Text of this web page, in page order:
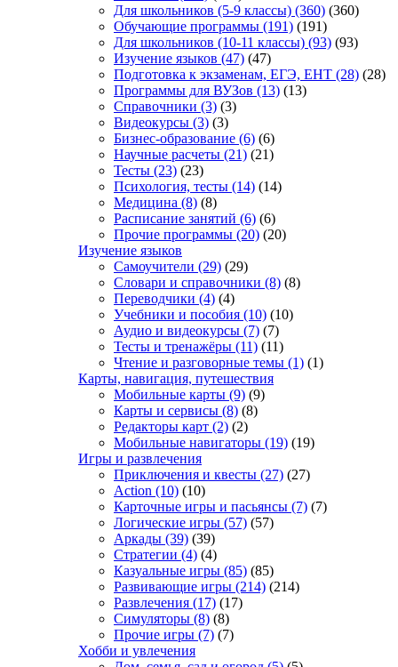
Для школьников (5-9 классы) (360) (360)
Обучающие программы (191) (191)
Для школьников (10-11 классы) (93) (93)
Изучение языков (47) (47)
Подготовка к экзаменам, ЕГЭ, ЕНТ (28) (28)
Программы для ВУЗов (13) (13)
Справочники (3) (3)
Видеокурсы (3) (3)
Бизнес-образование (6) (6)
Научные расчеты (21) (21)
Тесты (23) (23)
Психология, тесты (14) (14)
Медицина (8) (8)
Расписание занятий (6) (6)
Прочие программы (20) (20)
Изучение языков
Самоучители (29) (29)
Словари и справочники (8) (8)
Переводчики (4) (4)
Учебники и пособия (10) (10)
Аудио и видеокурсы (7) (7)
Тесты и тренажёры (11) (11)
Чтение и разговорные темы (1) (1)
Карты, навигация, путешествия
Мобильные карты (9) (9)
Карты и сервисы (8) (8)
Редакторы карт (2) (2)
Мобильные навигаторы (19) (19)
Игры и развлечения
Приключения и квесты (27) (27)
Action (10) (10)
Карточные игры и пасьянсы (7) (7)
Логические игры (57) (57)
Аркады (39) (39)
Стратегии (4) (4)
Казуальные игры (85) (85)
Развивающие игры (214) (214)
Развлечения (17) (17)
Симуляторы (8) (8)
Прочие игры (7) (7)
Хобби и увлечения